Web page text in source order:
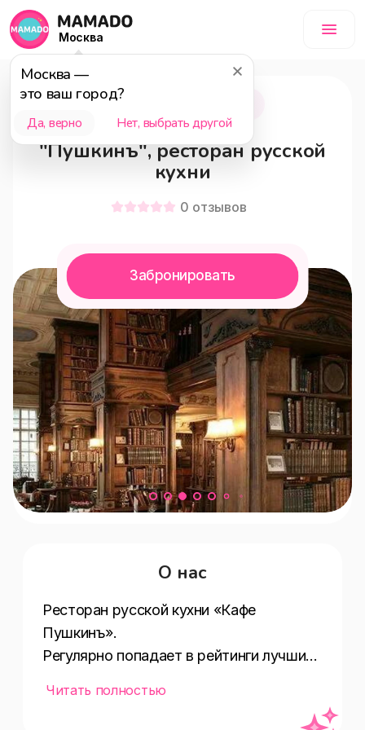
Москва
Москва —
это ваш город?
Да, верно Нет, выбрать другой
Москва
"Пушкинъ", ресторан русской
кухни
0 отзывов
Забронировать
О нас
Ресторан русской кухни «Кафе
Пушкинъ».
Регулярно попадает в рейтинги лучших
Читать полностью